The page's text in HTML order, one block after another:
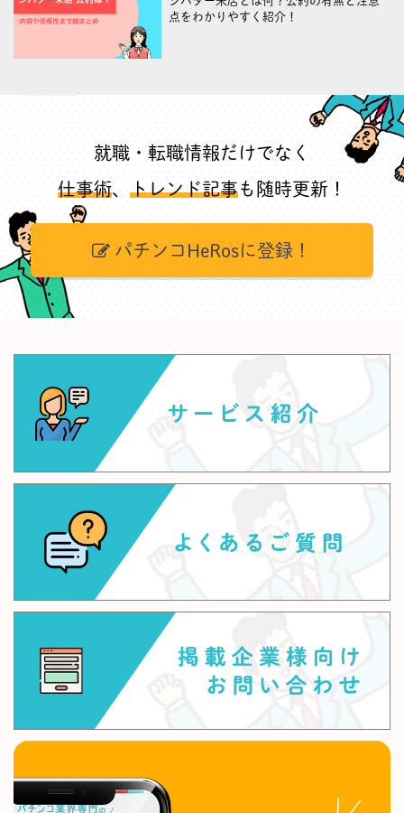
点をわかりやすく紹介！
就職・転職情報だけでなく
仕事術、 トレンド記事も随時更新！
パチンコHeRosに登録！